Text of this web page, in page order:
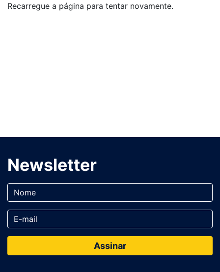
Recarregue a página para tentar novamente.
Newsletter